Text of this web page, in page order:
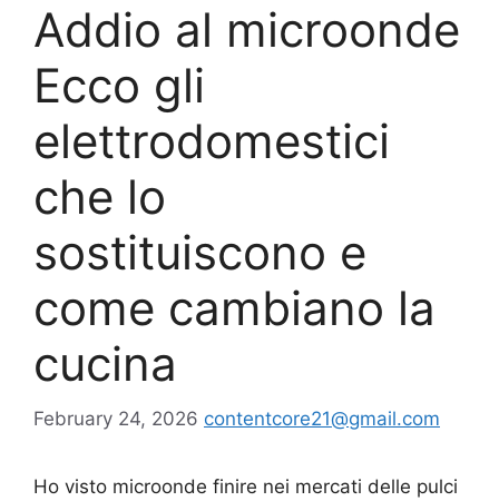
Addio al microonde
Ecco gli
elettrodomestici
che lo
sostituiscono e
come cambiano la
cucina
February 24, 2026 contentcore21@gmail.com
Ho visto microonde finire nei mercati delle pulci